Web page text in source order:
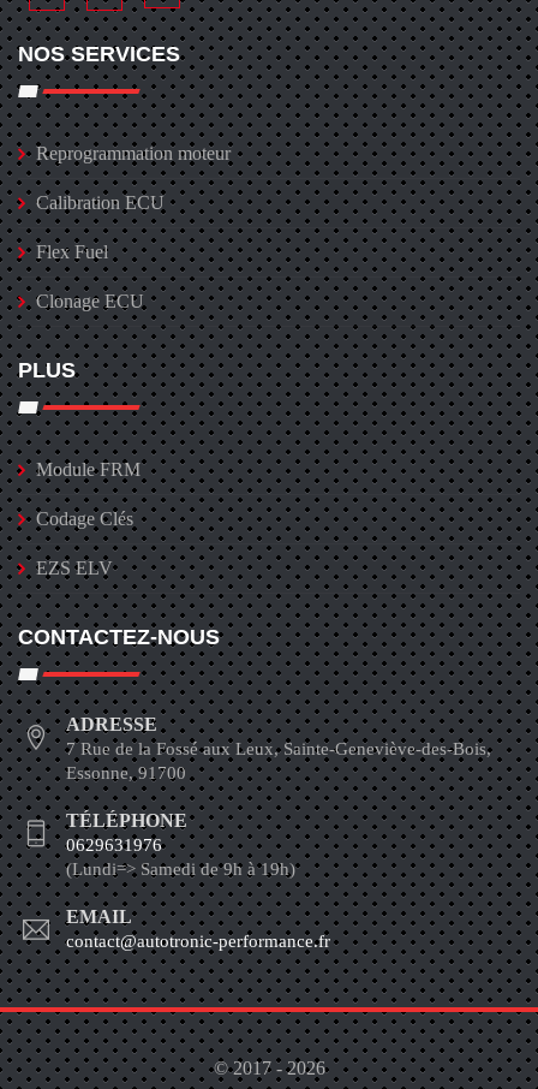
NOS SERVICES
Reprogrammation moteur
Calibration ECU
Flex Fuel
Clonage ECU
PLUS
Module FRM
Codage Clés
EZS ELV
CONTACTEZ-NOUS
ADRESSE
7 Rue de la Fossé aux Leux, Sainte-Geneviève-des-Bois,
Essonne, 91700
TÉLÉPHONE
0629631976
(Lundi=> Samedi de 9h à 19h)
EMAIL
contact@autotronic-performance.fr
© 2017 - 2026